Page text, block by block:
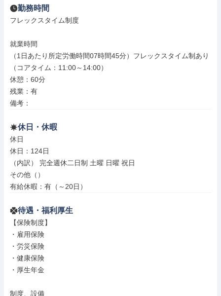
勤務時間
フレックスタイム制度
就業時間
（1日あたり所定労働時間07時間45分）フレックスタイム制あり
（コアタイム：11:00～14:00）
休憩：60分
残業：有
備考：
休日・休暇
休日
休日：124日
（内訳） 完全週休二日制 土曜 日曜 祝日
その他（）
有給休暇：有（～20日）
待遇・福利厚生
【保険制度】
・雇用保険
・労災保険
・健康保険
・厚生年金
制度、設備